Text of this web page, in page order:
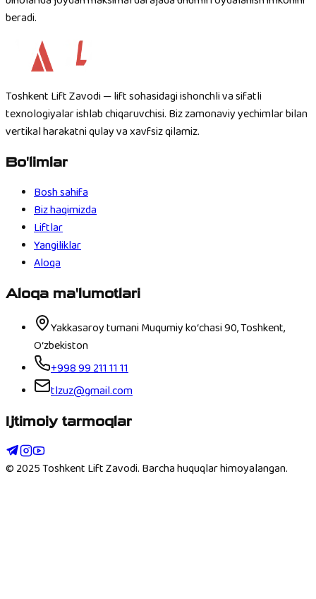
beradi.
Toshkent Lift Zavodi — lift sohasidagi ishonchli va sifatli
texnologiyalar ishlab chiqaruvchisi. Biz zamonaviy yechimlar bilan
vertikal harakatni qulay va xavfsiz qilamiz.
Bo'limlar
Bosh sahifa
Biz haqimizda
Liftlar
Yangiliklar
Aloqa
Aloqa ma'lumotlari
Yakkasaroy tumani Muqumiy ko‘chasi 90, Toshkent,
O‘zbekiston
+998 99 211 11 11
tlzuz@gmail.com
Ijtimoiy tarmoqlar
© 2025 Toshkent Lift Zavodi. Barcha huquqlar himoyalangan.